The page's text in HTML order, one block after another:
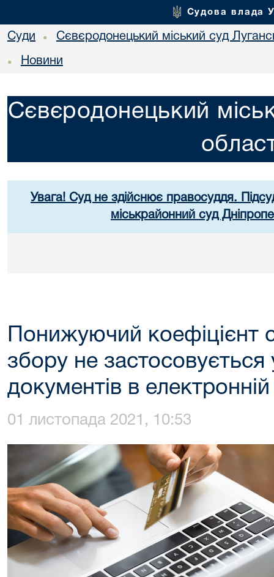
Судова влада
Суди • Сєвєродонецький міський суд
• Новини
Сєвєродонецький
Увага! Суд не здійснює правосуддя.
міськрайонний суд
Понижуючий коефіцієнт
збору не застосовується
документів в
01 листопада 2021, 10:53